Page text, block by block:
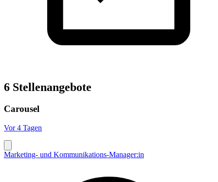
6 Stellenangebote
Carousel
Vor 4 Tagen
Marketing- und Kommunikations-Manager:in